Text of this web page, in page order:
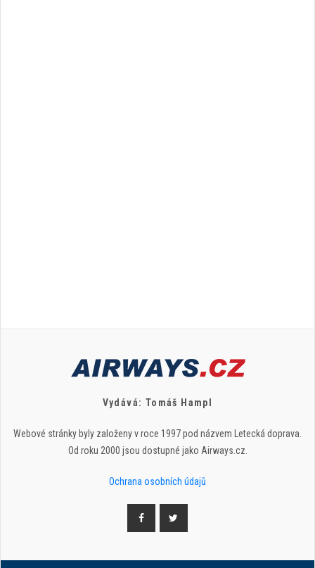
Vydává: Tomáš Hampl
Webové stránky byly založeny v roce 1997 pod názvem Letecká doprava.
Od roku 2000 jsou dostupné jako Airways.cz.
Ochrana osobních údajů